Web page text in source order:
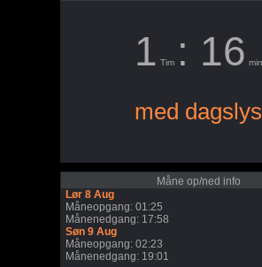
1 Tim : 16 min
med dagslys
Måne op/ned info
Lør 8 Aug
Måneopgang: 01:25
Månenedgang: 17:58
Søn 9 Aug
Måneopgang: 02:23
Månenedgang: 19:01